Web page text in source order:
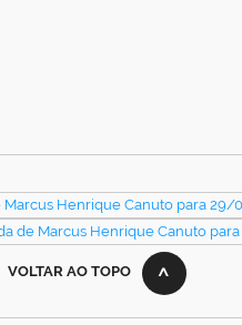
Henrique Canuto para 29/
de Marcus Henrique Canuto
VOLTAR AO TOPO